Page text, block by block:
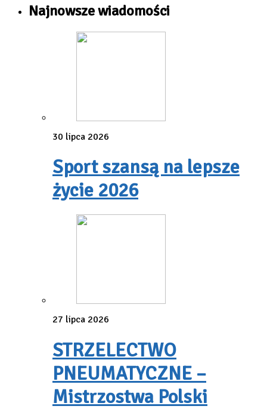
Najnowsze wiadomości
30 lipca 2026
Sport szansą na lepsze
życie 2026
27 lipca 2026
STRZELECTWO
PNEUMATYCZNE –
Mistrzostwa Polski